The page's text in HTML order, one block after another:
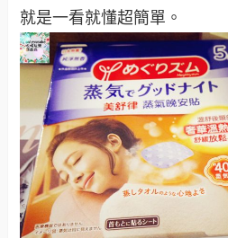
就是一看就懂超簡單。